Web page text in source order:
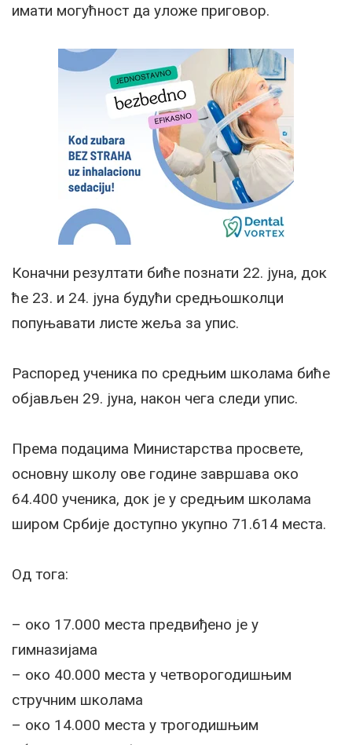
имати могућност да уложе приговор.
Коначни резултати биће познати 22. јуна, док
ће 23. и 24. јуна будући средњошколци
попуњавати листе жеља за упис.
Распоред ученика по средњим школама биће
објављен 29. јуна, након чега следи упис.
Према подацима Министарства просвете,
основну школу ове године завршава око
64.400 ученика, док је у средњим школама
широм Србије доступно укупно 71.614 места.
Од тога:
– око 17.000 места предвиђено је у
гимназијама
– око 40.000 места у четворогодишњим
стручним школама
– око 14.000 места у трогодишњим